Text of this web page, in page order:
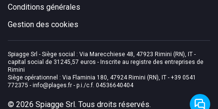
Conditions générales
Gestion des cookies
Spiagge Srl - Siège social : Via Marecchiese 48, 47923 Rimini (RN), IT -
capital social de 31245,57 euros - Inscrite au registre des entreprises de
Rimini
Siège opérationnel : Via Flaminia 180, 47924 Rimini (RN), IT - +39 0541
772375 - info@plages.fr - p.i./c.f. 04536640404
© 2026 Spiagge Srl. Tous droits réservés.